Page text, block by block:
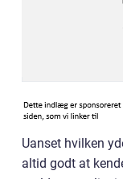
Uanset hvilken
altid godt at